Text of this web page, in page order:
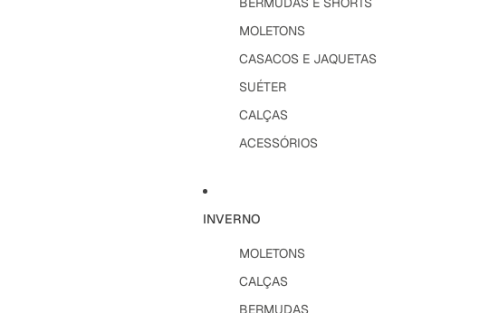
MOLETONS
CASACOS E JAQUETAS
SUÉTER
CALÇAS
ACESSÓRIOS
INVERNO
MOLETONS
CALÇAS
BERMUDAS